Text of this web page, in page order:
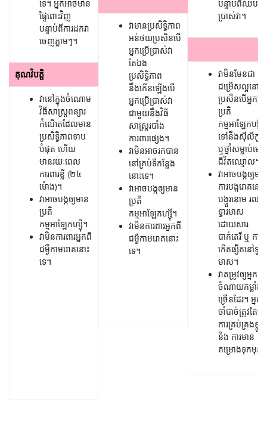
ទេ។ អ្នកអាចមាន
ផ្ទៃពោះវិញ
បន្ទាប់ពីការដកវា
ចេញភ្លាមៗ។
គុណវិបត្តិ
វានៅក្នុងចំណោម
វិធីសាស្រ្តពន្យារ
កំណើតដែលមាន
ប្រសិទ្ធិភាពទាប
បំផុត ហើយ
មានរយៈពេល
ការពារខ្លី (២៤
ម៉ោង)។
វាអាចបង្កឲ្យមាន
ប្រតិ
កម្មអាឡែកហ្ស៊ី។
វាមិនការពារអ្នកពី
ជម្ងឺកាមរោគនោះ
ទេ។
វាមានប្រសិទ្ធិភាព
អន់ថយប្រសិនបើ
អ្នកប្រើប្រាស់​វា
តែឯង
ប្រសិទ្ធិភាព
នឹងកើនឡើងបើ
អ្នកប្រើប្រាស់វា
ជាមួយនឹងវិធី
សាស្រ្តរបាំង
ការពារផ្សេង។
វាមិនអាចរកបាន
នៅគ្រប់ទីកន្លែង
នោះទេ។
វាអាចបង្កឲ្យមាន
ប្រតិ
កម្មអាឡែកហ្ស៊ី។
វាមិនការពារអ្នកពី
ជម្ងឺកាមរោគនោះ
ទេ។
បន្ទាប់ពីឈប់ប្រ
ប្រាស់វា។
វាមិនមែនជា
ជម្រើសល្អនោះទ
ប្រសិនបើអ្នកម
ប្រតិ
កម្មអាឡែកហ្ស៊ី
ទៅនឹងស៊ីលីកូន​
ឬថ្នាំសម្លាប់មេ
ជីវិតឈ្មោល។
វាអាចបង្កឲ្យមាន
ការបង្ករោគនៅផ្
បង្ហួរនោម រលាក
ទ្វារមាស
ដោយសារ
បាក់តេរី ឬ ការ
កើតផ្សិតនៅទ្វារ
មាស។
វាតម្រូវឲ្យអ្នក
ចំណាយកម្លាំង
ច្រើនដែរ។ អ្នក​
ចាំបាច់ត្រូវតែម
ការគ្រប់គ្រងខ្លួន
និង ការមាន
គម្រោងទុកមុន។